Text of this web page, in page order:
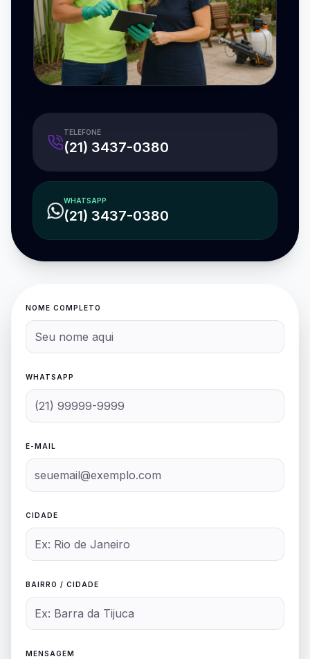
TELEFONE
(21) 3437-0380
WHATSAPP
(21) 3437-0380
NOME COMPLETO
WHATSAPP
E-MAIL
CIDADE
BAIRRO / CIDADE
MENSAGEM